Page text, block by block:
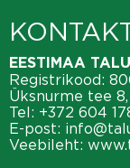
EESTIMAA
Registrikood:
Üksnurme tee
Tel: +372 604
E-post:
Veebileht: